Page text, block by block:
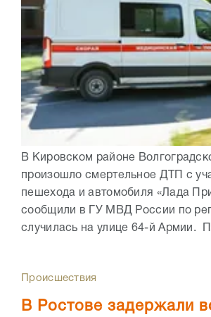
В Кировском районе
произошло смертельное ДТП с
пешехода и автомобиля «Лада
сообщили в ГУ МВД России по
случилась на улице 64-й Армии.
Происшествия
В Ростове задержали